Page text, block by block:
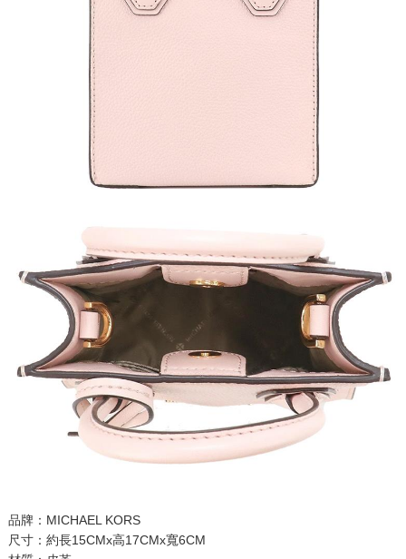
品牌：MICHAEL KORS
尺寸：約長15CMx高17CMx寬6CM